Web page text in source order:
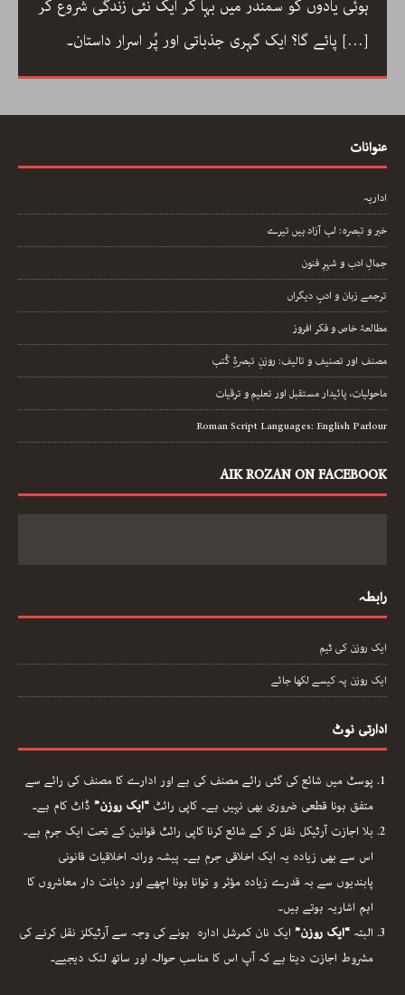
جمالیاتی اور فکری پہلو… ڈاکٹر ارسلان راٹھور کے اس
مضمون میں گیت، نظم، تنہائی اور تخلیق کے اسباب پر
ایک خوب صورت اور بصیرت افروز گفتگو[…]
عنوانات
اداریہ
خبر و تبصرہ: لب آزاد ہیں تیرے
جمالِ ادب و شہرِ فنون
ترجمے زبان و ادبِ دیگراں
مطالعۂ خاص و فکر افروز
مصنف اور تصنیف و تالیف: روزنِ تبصرۂِ کُتب
ماحولیات، پائیدار مستقبل اور تعلیم و ترقیات
Roman Script Languages: English Parlour
AIK ROZAN ON FACEBOOK
رابطہ
ایک روزن کی ٹیم
ایک روزن پہ کیسے لکھا جائے
ادارتی نوٹ
پوسٹ میں شائع کی گئی رائے مصنف کی ہے اور ادارے کا مصنف کی رائے سے
متفق ہونا قطعی ضروری بھی نہیں ہے۔ کاپی رائٹ“ایک روزن”ڈاٹ کام ہے۔
بلا اجازت آرٹیکل نقل کر کے شائع کرنا کاپی رائٹ قوانین کے تحت ایک جرم ہے۔
اس سے بھی زیادہ یہ ایک اخلاقی جرم ہے۔ پیشہ ورانہ اخلاقیات قانونی
پابندیوں سے بہ قدرے زیادہ مؤثر و توانا ہونا اچھے اور دیانت دار معاشروں کا
اہم اشاریہ ہوتے ہیں۔
البتہ“ایک روزن”ایک نان کمرشل ادارہ ہونے کی وجہ سے آرٹیکلز نقل کرنے کی